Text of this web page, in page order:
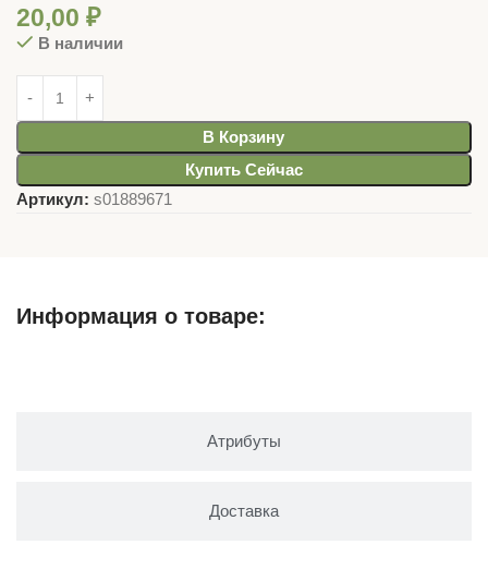
20,00 ₽
В наличии
В Корзину
Купить Сейчас
Артикул: s01889671
Информация о товаре:
Атрибуты
Доставка